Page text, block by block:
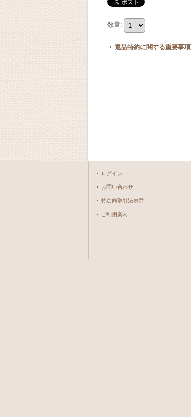
数量:
返品特約に関する重要事項
ログイン
お問い合わせ
特定商取引法表示
ご利用案内